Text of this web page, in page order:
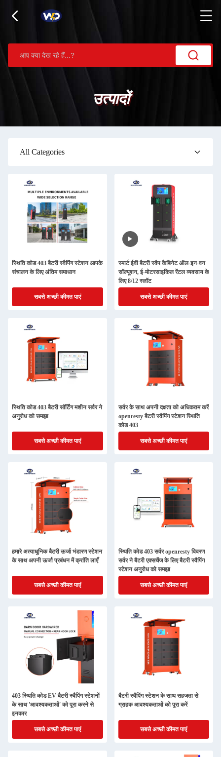
उत्पादों
All Categories
स्थिति कोड 403 बैटरी स्वैपिंग स्टेशन आपके
संचालन के लिए अंतिम समाधान
सबसे अच्छी कीमत पाएं
स्मार्ट ईवी बैटरी स्वैप कैबिनेट ऑल-इन-वन
सॉल्यूशन, ई-मोटरसाइकिल रेंटल व्यवसाय के
लिए 8/12 स्लॉट
सबसे अच्छी कीमत पाएं
स्थिति कोड 403 बैटरी सॉर्टिंग मशीन सर्वर ने
अनुरोध को समझा
सबसे अच्छी कीमत पाएं
सर्वर के साथ अपनी दक्षता को अधिकतम करें
openresty बैटरी स्वैपिंग स्टेशन स्थिति
कोड 403
सबसे अच्छी कीमत पाएं
हमारे अत्याधुनिक बैटरी ऊर्जा भंडारण स्टेशन
के साथ अपनी ऊर्जा प्रबंधन में क्रांति लाएँ
सबसे अच्छी कीमत पाएं
स्थिति कोड 403 सर्वर openresty विवरण
सर्वर ने बैटरी एक्सचेंज के लिए बैटरी स्वैपिंग
स्टेशन अनुरोध को समझा
सबसे अच्छी कीमत पाएं
403 स्थिति कोड EV बैटरी स्वैपिंग स्टेशनों
के साथ 'आवश्यकताओं' को पूरा करने से
इनकार
सबसे अच्छी कीमत पाएं
बैटरी स्वैपिंग स्टेशन के साथ सहजता से
ग्राहक आवश्यकताओं को पूरा करें
सबसे अच्छी कीमत पाएं